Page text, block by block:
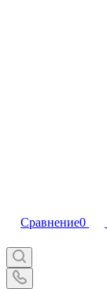
Сравнение0